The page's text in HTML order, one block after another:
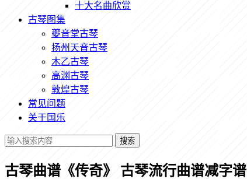
十大名曲欣赏
古琴图集
夔音堂古琴
扬州天音古琴
木乙古琴
高渊古琴
敦煌古琴
常见问题
关于国乐
搜索
古琴曲谱《传奇》 古琴流行曲谱减字谱